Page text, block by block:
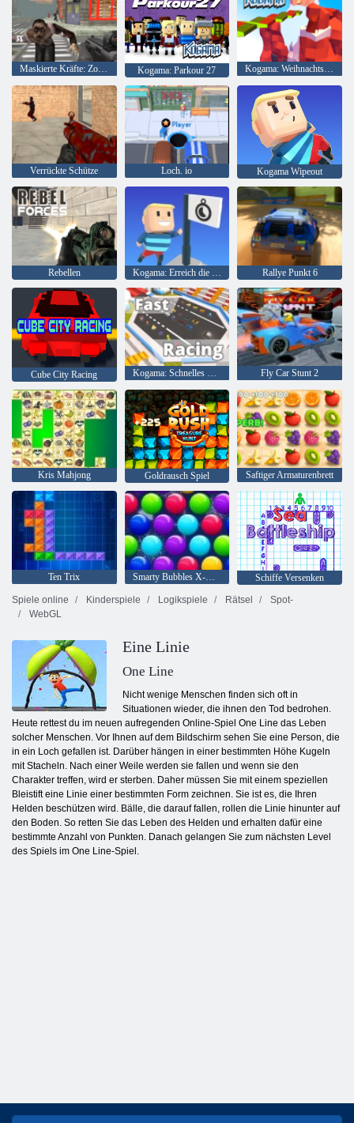
Maskierte Kräfte: Zombie-Überleben Kogama: Parkour 27 Kogama: Weihnachtsparkour
Verrückte Schütze Loch. io Kogama Wipeout
Rebellen Kogama: Erreich die Flagge Rallye Punkt 6
Cube City Racing Kogama: Schnelles Rennen Fly Car Stunt 2
Kris Mahjong Goldrausch Spiel Saftiger Armaturenbrett
Ten Trix Smarty Bubbles X-Mas
Schiffe Versenken
Spiele online
Kinderspiele Logikspiele Rätsel
Spot-
WebGL
Eine Linie
One Line
Nicht wenige Menschen finden sich oft in
Situationen wieder, die ihnen den Tod bedrohen.
Heute rettest du im neuen aufregenden Online-Spiel One Line das Leben
solcher Menschen. Vor Ihnen auf dem Bildschirm sehen Sie eine Person, die
in ein Loch gefallen ist. Darüber hängen in einer bestimmten Höhe Kugeln
mit Stacheln. Nach einer Weile werden sie fallen und wenn sie den
Charakter treffen, wird er sterben. Daher müssen Sie mit einem speziellen
Bleistift eine Linie einer bestimmten Form zeichnen. Sie ist es, die Ihren
Helden beschützen wird. Bälle, die darauf fallen, rollen die Linie hinunter auf
den Boden. So retten Sie das Leben des Helden und erhalten dafür eine
bestimmte Anzahl von Punkten. Danach gelangen Sie zum nächsten Level
des Spiels im One Line-Spiel.